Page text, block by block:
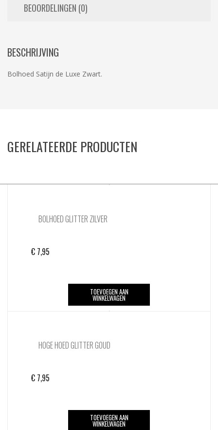
BEOORDELINGEN (0)
BESCHRIJVING
Bolhoed Satijn de Luxe Zwart.
GERELATEERDE PRODUCTEN
BOLHOED GLITTER ZILVER
€ 7,95
TOEVOEGEN AAN
WINKELWAGEN
HOGE HOED GLITTER GOUD
€ 7,95
TOEVOEGEN AAN
WINKELWAGEN